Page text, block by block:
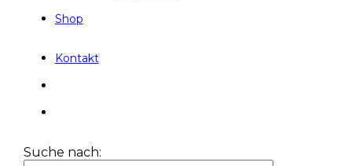
Shop
Kontakt
Suche nach: